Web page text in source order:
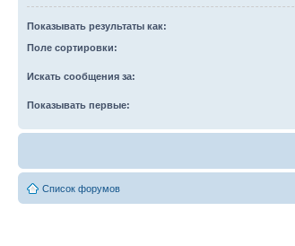
Показывать результаты как:
Поле сортировки:
Искать сообщения за:
Показывать первые:
Список форумов